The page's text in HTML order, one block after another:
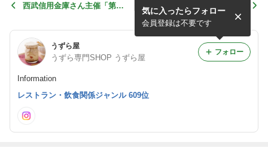
西武信用金庫さん主催「第2
5月5日『うずらの日』
うずら屋
うずら専門SHOP うずら屋
Information
気に入ったらフォロー
会員登録は不要です
フォロー
レストラン・飲食関係ジャンル 609位